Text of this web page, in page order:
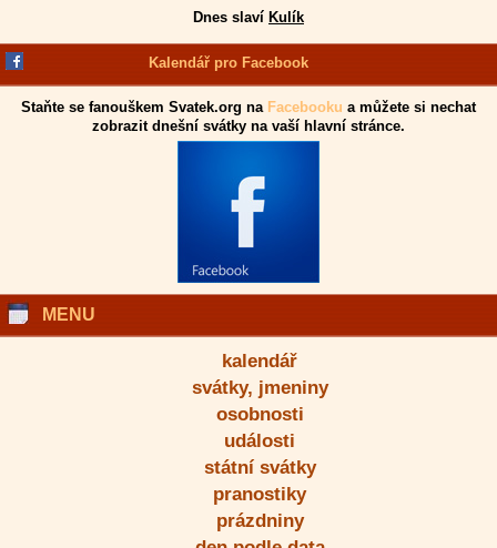
Dnes slaví Kulík
Kalendář pro Facebook
Staňte se fanouškem Svatek.org na Facebooku a můžete si nechat
zobrazit dnešní svátky na vaší hlavní stránce.
MENU
kalendář
svátky, jmeniny
osobnosti
události
státní svátky
pranostiky
prázdniny